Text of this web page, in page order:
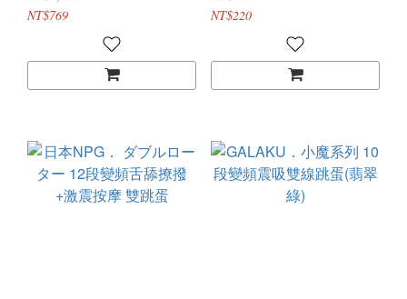
NT$769
+硅膠磨砂親膚﹞
NT$220